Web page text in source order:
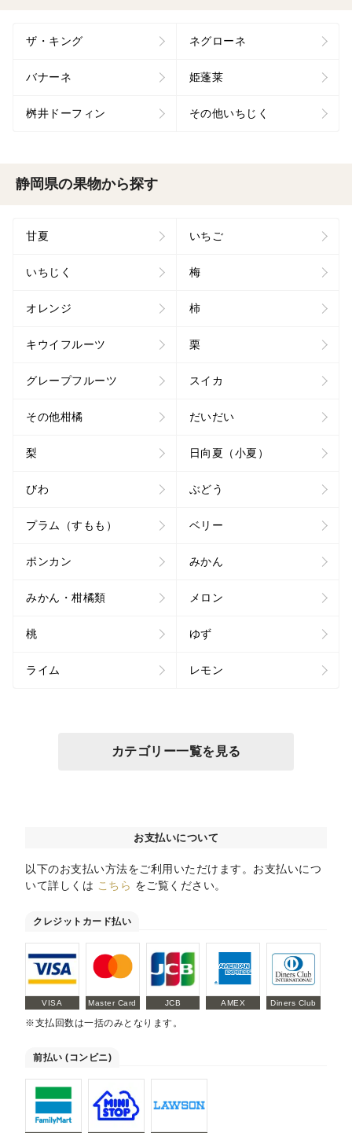
ザ・キング ネグローネ
バナーネ 姫蓬莱
桝井ドーフィン その他いちじく
静岡県の果物から探す
甘夏 いちご
いちじく 梅
オレンジ 柿
キウイフルーツ 栗
グレープフルーツ スイカ
その他柑橘 だいだい
梨 日向夏（小夏）
びわ ぶどう
プラム（すもも） ベリー
ポンカン みかん
みかん・柑橘類 メロン
桃 ゆず
ライム レモン
カテゴリー一覧を見る
お支払いについて
以下のお支払い方法をご利用いただけます。お支払いにつ
いて詳しくは こちら をご覧ください。
クレジットカード払い
VISA Master Card JCB AMEX Diners Club
※支払回数は一括のみとなります。
前払い (コンビニ)